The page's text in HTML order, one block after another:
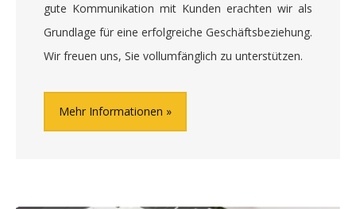
gute Kommunikation mit Kunden erachten wir als
Grundlage für eine erfolgreiche Geschäftsbeziehung.
Wir freuen uns, Sie vollumfänglich zu unterstützen.
Mehr Informationen